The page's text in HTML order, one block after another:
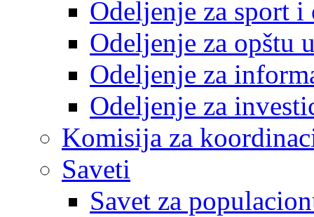
Odeljenje za sport
Odeljenje za opštu
Odeljenje za
Odeljenje za
Komisija za
Saveti
Savet za